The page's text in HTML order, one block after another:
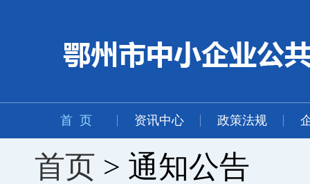
首 页 资讯中心 政策法规
首页 > 通知公告